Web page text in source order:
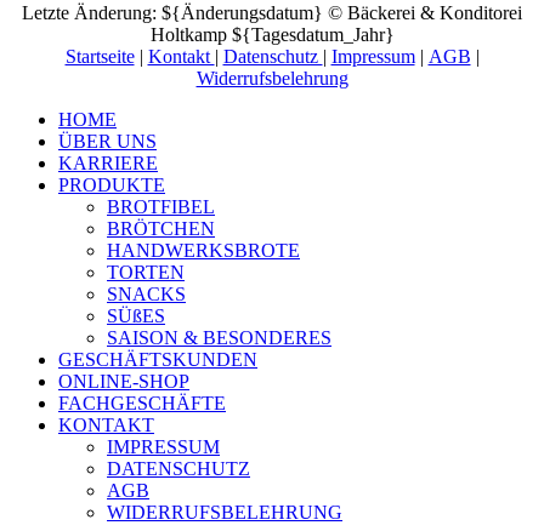
Letzte Änderung: ${Änderungsdatum} © Bäckerei & Konditorei
Holtkamp ${Tagesdatum_Jahr}
Startseite| Kontakt | Daten­schutz | Impressum| AGB |
Widerrufsbelehrung
HOME
ÜBER UNS
KARRIERE
PRODUKTE
BROTFIBEL
BRÖTCHEN
HANDWERKSBROTE
TORTEN
SNACKS
SÜßES
SAISON & BESONDERES
GESCHÄFTSKUNDEN
ONLINE-SHOP
FACHGESCHÄFTE
KONTAKT
IMPRESSUM
DATENSCHUTZ
AGB
WIDERRUFSBELEHRUNG